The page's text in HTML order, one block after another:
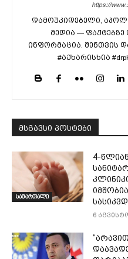
https://
დამოუკიდებელი,
მედია —
ინფორმაცია. შენთვის
#აქხარისხია
მსგავსი პოსტები
სამართალი
4-
6